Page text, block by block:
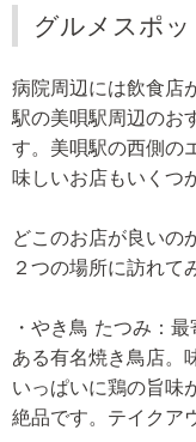
グルメスポッ
病院周辺には飲食店
駅の美唄駅周辺のお
す。美唄駅の西側の
味しいお店もいくつ
どこのお店が良いの
２つの場所に訪れて
・やき鳥 たつみ：
ある有名焼き鳥店。
いっぱいに鶏の旨味
絶品です。テイクア